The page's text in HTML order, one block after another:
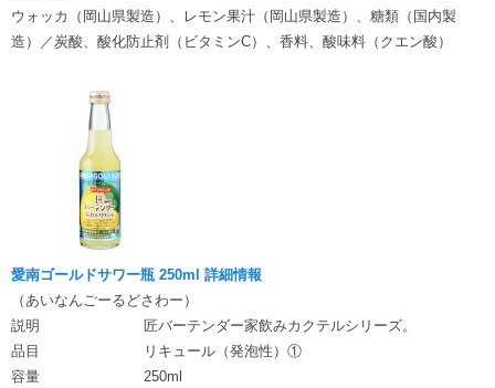
ウォッカ（岡山県製造）、レモン果汁（岡山県製造）、糖類（国内製
造）／炭酸、酸化防止剤（ビタミンC）、香料、酸味料（クエン酸）
愛南ゴールドサワー瓶 250ml 詳細情報
（あいなんごーるどさわー）
説明
匠バーテンダー家飲みカクテルシリーズ。
品目
リキュール（発泡性）①
容量
250ml